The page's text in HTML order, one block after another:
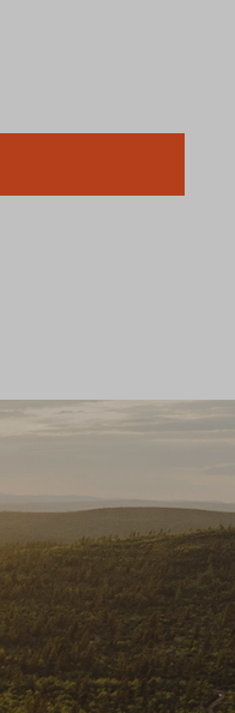
kirkonkylän
alueella
4.8.
keskustan